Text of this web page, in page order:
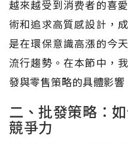
越來越受到消费者的喜
術和追求高質感設計，
是在環保意識高漲的今
流行趨勢。在本節中，
發與零售策略的具體影響
二、批發策略：
競爭力